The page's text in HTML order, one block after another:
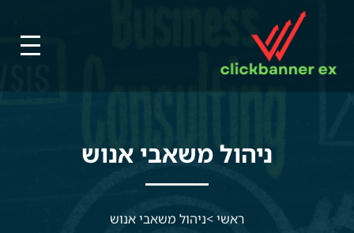
ניהול משאבי אנוש
ראשי>ניהול משאבי אנוש